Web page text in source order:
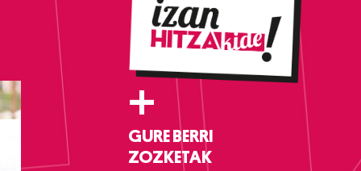
+
GURE BERRI
ZOZKETAK